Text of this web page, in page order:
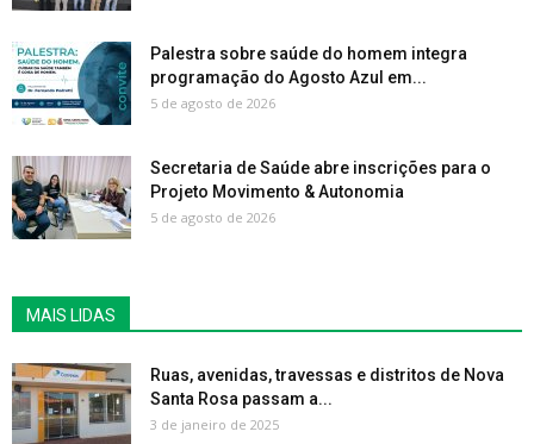
Palestra sobre saúde do homem integra
programação do Agosto Azul em...
5 de agosto de 2026
Secretaria de Saúde abre inscrições para o
Projeto Movimento & Autonomia
5 de agosto de 2026
MAIS LIDAS
Ruas, avenidas, travessas e distritos de Nova
Santa Rosa passam a...
3 de janeiro de 2025